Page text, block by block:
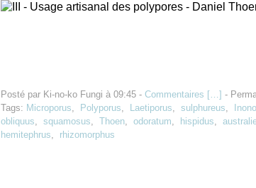
Posté par Ki-no-ko Fungi à 09:45 - Commentaires […] -
Tags: Microporus, Polyporus, Laetiporus, sulphureus,
obliquus, squamosus, Thoen, odoratum, hispidus,
hemitephrus, rhizomorphus